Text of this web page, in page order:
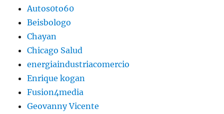
Autos0to60
Beisbologo
Chayan
Chicago Salud
energiaindustriacomercio
Enrique kogan
Fusion4media
Geovanny Vicente